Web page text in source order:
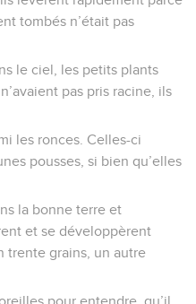
tombés n’était pas
le ciel, les petits plants
pas pris racine, ils
les ronces. Celles-ci
pousses, si bien qu’elles
la bonne terre et
et se développèrent
trente grains, un autre
pour entendre, qu’il